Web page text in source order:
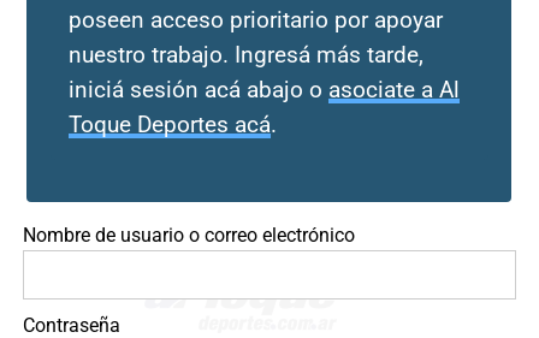
poseen acceso prioritario por apoyar
nuestro trabajo. Ingresá más tarde,
iniciá sesión acá abajo o asociate a Al
Toque Deportes acá.
Nombre de usuario o correo electrónico
Contraseña